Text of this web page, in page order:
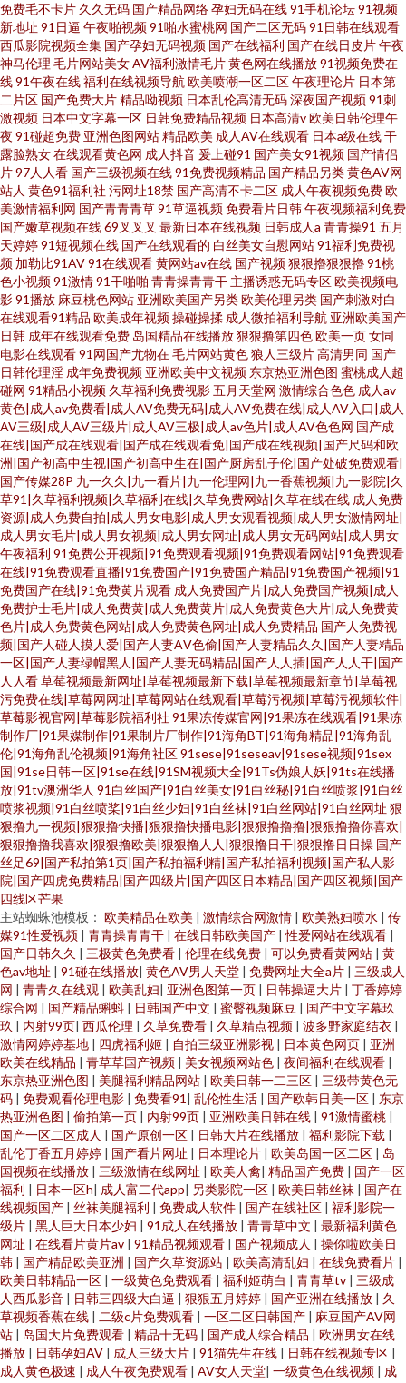
免费毛不卡片 久久无码 国产精品网络孕妇无码在线91手机论坛91视频
新地址 91日逼 午夜啪视频91啪水蜜桃网 国产二区无码91日韩在线观看
西瓜影院视频全集 国产孕妇无码视频 国产在线福利 国产在线日皮片午夜
神马伦理 毛片网站美女AV福利激情毛片黄色网在线播放91视频免费在
线91午夜在线福利在线视频导航 欧美喷潮一区二区午夜理论片 日本第
二片区 国产免费大片精品呦视频 日本乱伦高清无码深夜国产视频91刺
激视频 日本中文字幕一区 日韩免费精品视频 日本高清v欧美日韩伦理午
夜 91碰超免费 亚洲色图网站精品欧美 成人AV在线观看 日本a级在线干
露脸熟女在线观看黄色网 成人抖音 爰上碰91 国产美女91视频 国产情侣
片97人人看 国产三级视频在线91免费视频精品 国产精品另类黄色AV网
站人 黄色91福利社 污网址18禁 国产高清不卡二区 成人午夜视频免费欧
美激情福利网 国产青青青草91草逼视频免费看片日韩午夜视频福利免费
国产嫩草视频在线69叉叉叉 最新日本在线视频 日韩成人a 青青操91 五月
天婷婷91短视频在线 国产在线观看的 白丝美女自慰网站91福利免费视
频 加勒比91AV91在线观看黄网站av在线 国产视频狠狠擼狠狠擼91桃
色小视频91激情91干啪啪 青青操青青干 主播诱惑无码专区欧美视频电
影91播放 麻豆桃色网站 亚洲欧美国产另类欧美伦理另类 国产刺激对白
在线观看91精品 欧美成年视频操碰操揉 成人微拍福利导航 亚洲欧美国产
日韩 成年在线观看免费 岛国精品在线播放狠狠撸第四色欧美一页女同
电影在线观看91网国产尤物在毛片网站黄色狼人三级片高清男同 国产
日韩伦理淫 成年免费视频 亚洲欧美中文视频 东京热亚洲色图 蜜桃成人超
碰网 91精品小视频 久草福利免费视影五月天堂网 激情综合色色 成人av
黄色|成人av免费看|成人AV免费无码|成人AV免费在线|成人AV入口|成人
AV三级|成人AV三级片|成人AV三极|成人av色片|成人AV色色网 国产成
在线|国产成在线观看|国产成在线观看免|国产成在线视频|国产尺码和欧
洲|国产初高中生视|国产初高中生在|国产厨房乱子伦|国产处破免费观看|
国产传媒28P 九一久久|九一看片|九一伦理网|九一香蕉视频|九一影院|久
草91|久草福利视频|久草福利在线|久草免费网站|久草在线在线 成人免费
资源|成人免费自拍|成人男女电影|成人男女观看视频|成人男女激情网址|
成人男女毛片|成人男女视频|成人男女网址|成人男女无码网站|成人男女
午夜福利 91免费公开视频|91免费观看视频|91免费观看网站|91免费观看
在线|91免费观看直播|91免费国产|91免费国产精品|91免费国产视频|91
免费国产在线|91免费黄片观看 成人免费国产片|成人免费国产视频|成人
免费护士毛片|成人免费黄|成人免费黄片|成人免费黄色大片|成人免费黄
色片|成人免费黄色网站|成人免费黄色网址|成人免费精品 国产人免费视
频|国产人碰人摸人爱|国产人妻AⅤ色偷|国产人妻精品久久|国产人妻精品
一区|国产人妻绿帽黑人|国产人妻无码精品|国产人人插|国产人人干|国产
人人看草莓视频最新网址|草莓视频最新下载|草莓视频最新章节|草莓视
污免费在线|草莓网网址|草莓网站在线观看|草莓污视频|草莓污视频软件|
草莓影视官网|草莓影院福利社 91果冻传媒官网|91果冻在线观看|91果冻
制作厂|91果媒制作|91果制片厂制作|91海角BT|91海角精品|91海角乱
伦|91海角乱伦视频|91海角社区91sese|91seseav|91sese视频|91sex
国|91se日韩一区|91se在线|91SM视频大全|91Ts伪娘人妖|91ts在线播
放|91tv澳洲华人 91白丝国产|91白丝美女|91白丝秘|91白丝喷浆|91白丝
喷浆视频|91白丝喷桨|91白丝少妇|91白丝袜|91白丝网站|91白丝网址 狠
狠撸九一视频|狠狠撸快播|狠狠撸快播电影|狠狠撸撸撸|狠狠撸撸你喜欢|
狠狠撸撸我喜欢|狠狠撸欧美|狠狠撸人人|狠狠撸日干|狠狠撸日日操 国产
丝足69|国产私拍第1页|国产私拍福利精|国产私拍福利视频|国产私人影
院|国产四虎免费精品|国产四级片|国产四区日本精品|国产四区视频|国产
四线区芒果
主站蜘蛛池模板： 欧美精品在欧美 | 激情综合网激情 | 欧美熟妇喷水 | 传
媒91性爱视频 | 青青操青青干 | 在线日韩欧美国产 |性爱网站在线观看 |
国产日韩久久 | 三极黄色免费看 | 伦理在线免费 | 可以免费看黄网站 | 黄
色av地址 | 91碰在线播放| 黄色AV男人天堂 | 免费网址大全a片 | 三级成人
网 | 青青久在线观 | 欧美乱妇| 亚洲色图第一页 | 日韩操逼大片 | 丁香婷婷
综合网 | 国产精品蝌蚪 | 日韩国产中文 | 蜜臀视频麻豆 | 国产中文字幕玖
玖 | 内射99页| 西瓜伦理 | 久草免费看 | 久草精点视频 | 波多野家庭结衣 |
激情网婷婷基地 | 四虎福利姬 | 自拍三级亚洲影视 | 日本黄色网页 | 亚洲
欧美在线精品 | 青草草国产视频 | 美女视频网站色 | 夜间福利在线观看 |
东京热亚洲色图 | 美腿福利精品网站 | 欧美日韩一二三区 | 三级带黄色无
码 | 免费观看伦理电影 | 免费看91 | 乱伦性生活 | 国产欧韩日美一区 | 东京
热亚洲色图 | 偷拍第一页 | 内射99页 | 亚洲欧美日韩在线 | 91激情蜜桃 |
国产一区二区成人 | 国产原创一区 | 日韩大片在线播放 | 福利影院下载 |
乱伦丁香五月婷婷 | 国产看片网址 | 日本理论片 | 欧美岛国一区二区 | 岛
国视频在线播放 | 三级激情在线网址 | 欧美人禽| 精品国产免费 | 国产一区
福利 | 日本一区h| 成人富二代app| 另类影院一区 | 欧美日韩丝袜 | 国产在
线视频国产 | 丝袜美腿福利 | 免费成人软件 | 国产在线社区 | 福利影院一
级片 | 黑人巨大日本少妇 | 91成人在线播放 | 青青草中文 | 最新福利黄色
网址 | 在线看片黄片av | 91精品视频观看 | 国产视频成人 | 操你啦欧美日
韩 | 国产精品欧美亚洲 | 国产久草资源站 | 欧美高清乱妇 | 在线免费看片 |
欧美日韩精品一区 | 一级黄色免费观看 | 福利姬萌白 | 青青草tv | 三级成
人西瓜影音 | 日韩三四级大白逼 | 狠狠五月婷婷 | 国产亚洲在线播放 | 久
草视频香蕉在线 | 二级c片免费观看 | 一区二区日韩国产 | 麻豆国产AV网
站 | 岛国大片免费观看 | 精品十无码 | 国产成人综合精品 | 欧洲男女在线
播放 | 日韩孕妇AV | 成人三级大片 | 91猫先生在线 | 日韩在线视频专区 |
成人黄色极速 | 成人午夜免费观看 | AV女人天堂| 一级黄色在线视频 | 成